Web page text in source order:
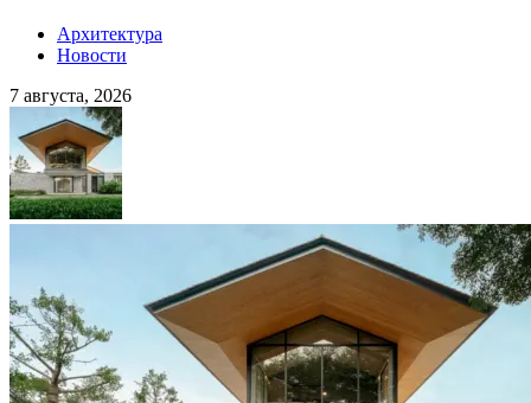
Архитектура
Новости
7 августа, 2026